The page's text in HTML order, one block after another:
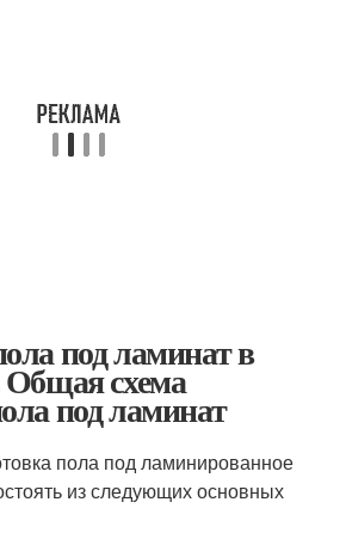
под ламинат в
Общая схема
под ламинат
пола под ламинированное
из следующих основных